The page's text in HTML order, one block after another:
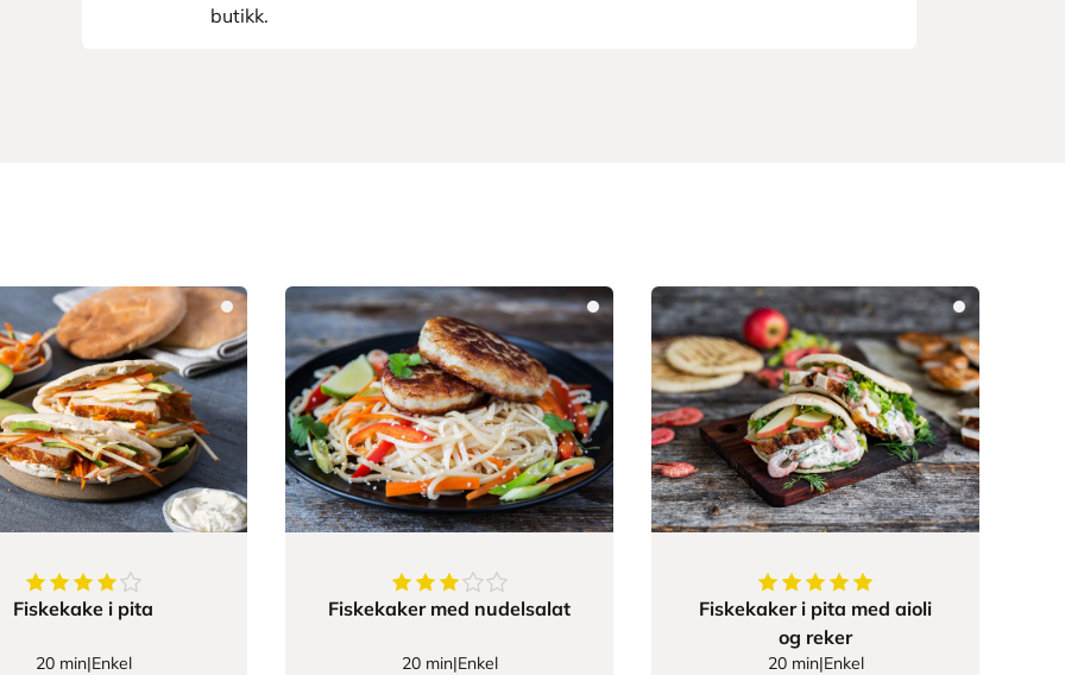
butikk.
4av5stjerner
Fiskekake i pita
20 min|Enkel
3.0833333333333335
Fiskekaker med nudelsalat
20 min|Enkel
5av5stjerner
Fiskekaker i pita med aioli
og reker
20 min|Enkel